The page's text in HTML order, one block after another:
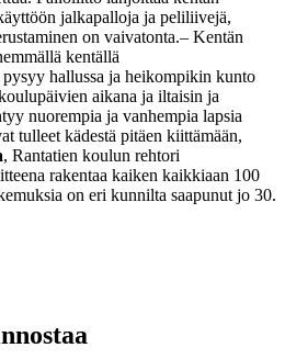
jalkapalloja ja peliliivejä,
on vaivatonta.– Kentän
kentällä
hallussa ja heikompikin kunto
aikana ja iltaisin ja
nuorempia ja vanhempia lapsia
tulleet kädestä pitäen kiittämään,
, Rantatien koulun rehtori
rakentaa kaiken kaikkiaan 100
on eri kunnilta saapunut jo 30.